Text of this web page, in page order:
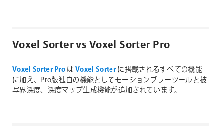
Voxel Sorter vs Voxel Sorter Pro
Voxel Sorter Pro はVoxel Sorterに搭載されるすべての機能
に加え、Pro版独自の機能としてモーションブラーツールと被
写界深度、深度マップ生成機能が追加されています。